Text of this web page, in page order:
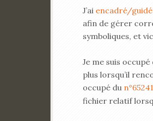
J’ai encadré/
afin de gérer
symboliques, et
Je me suis occupé
plus lorsqu’il
occupé du
fichier relatif